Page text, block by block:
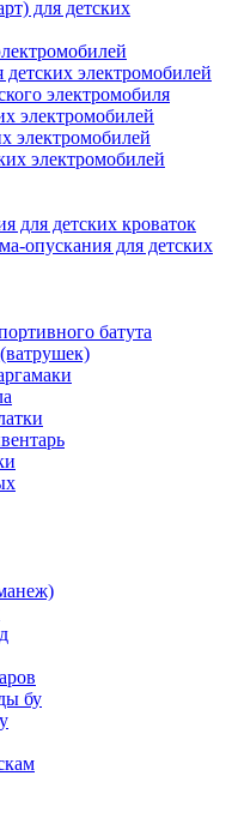
для детских
электромобилей
электромобиля
электромобилей
электромобилей
электромобилей
для детских кроваток
опускания для детских
батута
бу